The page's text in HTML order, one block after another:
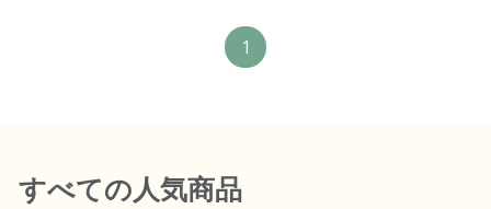
1
すべての人気商品